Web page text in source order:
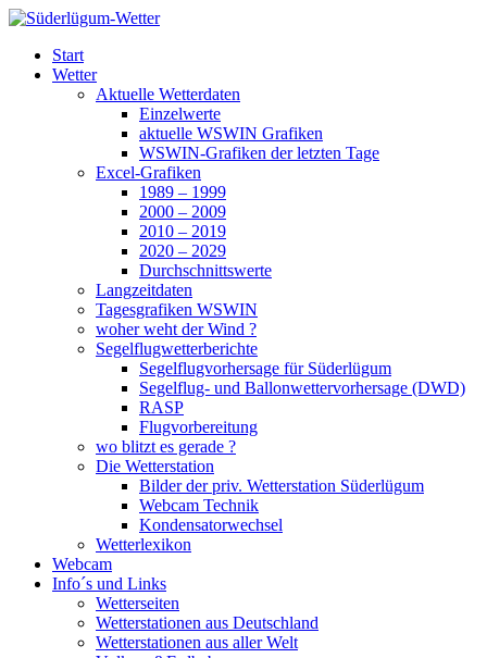
Zum
springen
Süderlügum-Wetter
Start
Wetter
Aktuelle Wetterdaten
Einzelwerte
aktuelle WSWIN Grafiken
WSWIN-Grafiken der letzten Tage
Excel-Grafiken
1989 – 1999
2000 – 2009
2010 – 2019
2020 – 2029
Durchschnittswerte
Langzeitdaten
Tagesgrafiken WSWIN
woher weht der Wind ?
Segelflugwetterberichte
Segelflugvorhersage für Süderlügum
Segelflug- und Ballonwettervorhersage (DWD)
RASP
Flugvorbereitung
wo blitzt es gerade ?
Die Wetterstation
Bilder der priv. Wetterstation Süderlügum
Webcam Technik
Kondensatorwechsel
Wetterlexikon
Webcam
Info´s und Links
Wetterseiten
Wetterstationen aus Deutschland
Wetterstationen aus aller Welt